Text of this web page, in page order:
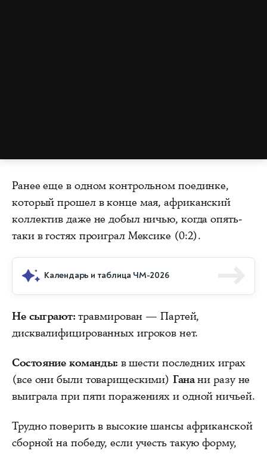
Ранее еще в одном контрольном поединке,
который прошел в конце мая, африканский
коллектив даже не добыл ничью, когда опять-
таки в гостях проиграл Мексике (0:2).
Календарь и таблица ЧМ-2026
Не сыграют: травмирован — Партей,
дисквалифицированных игроков нет.
Состояние команды: в шести последних играх
(все они были товарищескими)Ганани разу не
выиграла при пяти поражениях и одной ничьей.
Трудно поверить в высокие шансы африканской
сборной на победу, если учесть такую форму,